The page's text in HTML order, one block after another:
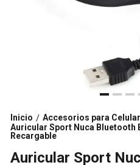
Inicio / Accesorios para
Auricular Sport Nuca Bluetooth
Recargable
Auricular Sport